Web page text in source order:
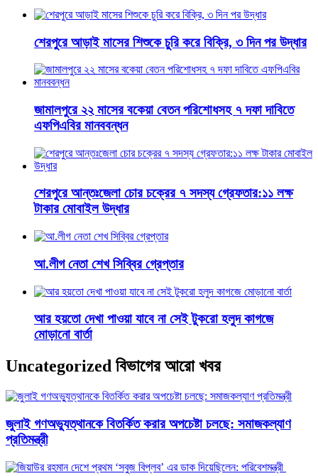
শেরপুরে আড়াই মাসের শিশুকে চুরি করে বিক্রি, ৩ দিন পর উদ্ধার
জামালপুরে ২২ মাসের বকেয়া বেতন পরিশোধসহ ৭ দফা দাবিতে
এফপিএবির মানববন্ধন
শেরপুরে আন্তঃজেলা চোর চক্রের ৭ সদস্য গ্রেফতার:১১ লক্ষ
টাকার মোবাইল উদ্ধার
আ.লীগ নেতা শেখ সিব্বির গ্রেপ্তার
আর হয়তো দেখা পাওয়া যাবে না সেই টুকরো হলুদ কাগজে
মোড়ানো বার্তা
Uncategorized বিভাগের আরো খবর
জুলাই গণঅভ্যুত্থানকে বিতর্কিত করার অপচেষ্টা চলছে: সমাজকল্যাণ
প্রতিমন্ত্রী